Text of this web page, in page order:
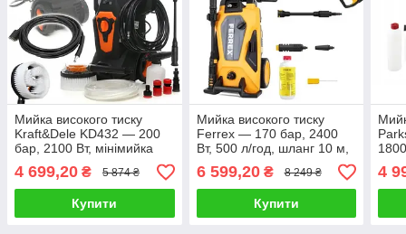
Мийка високого тиску
Kraft&Dele KD432 — 200
бар, 2100 Вт, мінімийка
4 699,20 ₴ 5 874 ₴
Купити
Мийка високого тиску
Ferrex — 170 бар, 2400
Вт, 500 л/год, шланг 10 м,
6 599,20₴ 8 249 ₴
Купити
4